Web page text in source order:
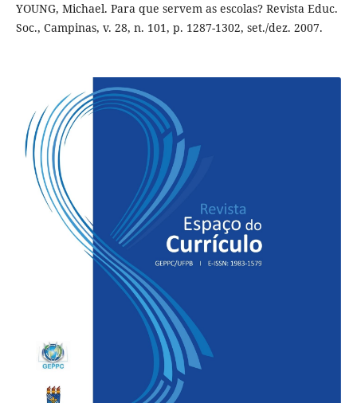
YOUNG, Michael. Para que servem as escolas? Revista Educ.
Soc., Campinas, v. 28, n. 101, p. 1287-1302, set./dez. 2007.